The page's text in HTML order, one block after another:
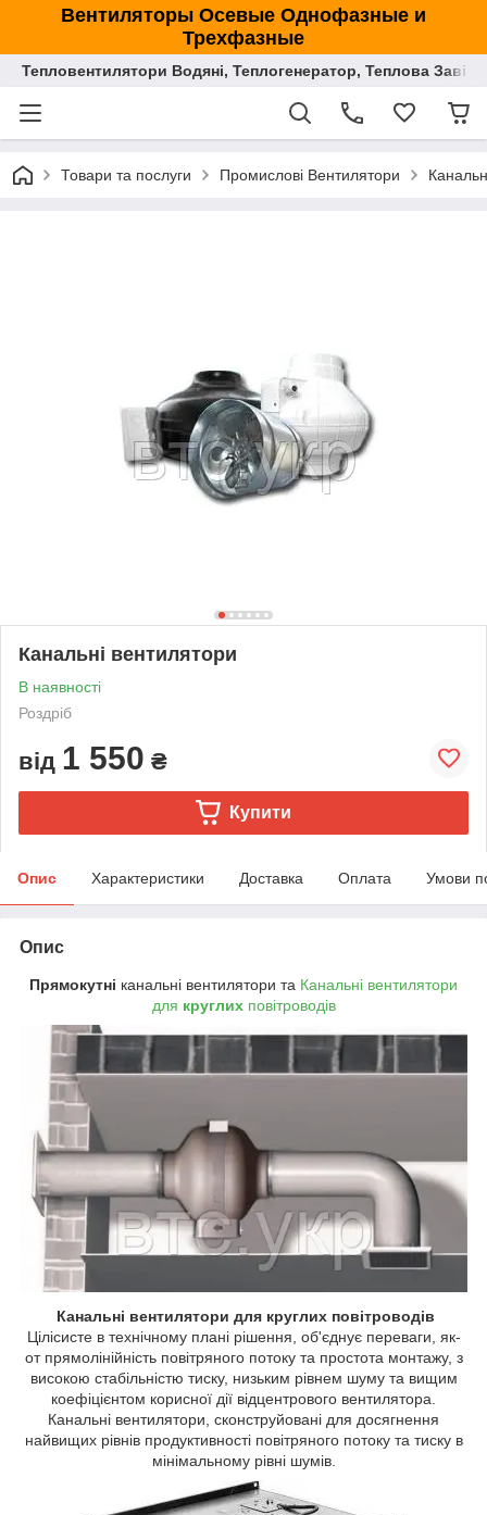
Вентиляторы Осевые Однофазные и
Трехфазные
Тепловентилятори Водяні, Теплогенератор, Теплова
Товари та послуги Промислові Вентилятори
Канальні вентилятори
В наявності
Роздріб
від 1 550 ₴
Купити
Опис Характеристики Доставка Оплата Умови
Опис
Прямокутні канальні вентилятори та Канальні вентилятори
для круглихповітроводів
Канальні вентилятори для круглих повітроводів
Цілісисте в технічному плані рішення, об'єднує переваги, як-
от прямолінійність повітряного потоку та простота монтажу, з
високою стабільністю тиску, низьким рівнем шуму та вищим
коефіцієнтом корисної дії відцентрового вентилятора.
Канальні вентилятори, сконструйовані для досягнення
найвищих рівнів продуктивності повітряного потоку та тиску в
мінімальному рівні шумів.